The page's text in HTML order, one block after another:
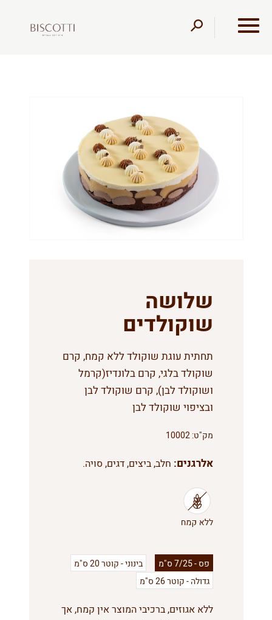
עמוד הבית ללא קמח
שלושה
שלושה
שוקולדים
תחתית עוגת שוקולד ללא קמח, קרם
שוקולד בלגי, קרם בלונדיז(קרמל
ושוקולד לבן), קרם שוקולד לבן
ובציפוי שוקולד לבן
מק"ט:10002
אלרגנים: חלב, ביצים, דגים, סויה.
פס - 7/25 ס"מ
בינוני - קוטר 20 ס"מ
גדולה - קוטר 26 ס"מ
ללא אגוזים, ברכיבי המוצר אין קמח, אך